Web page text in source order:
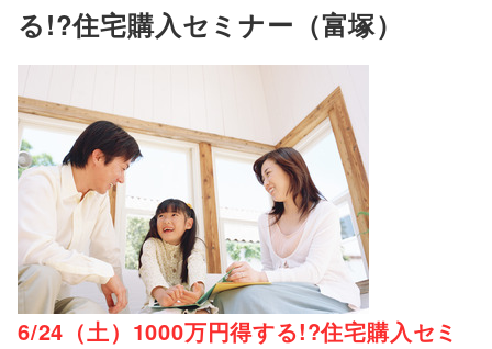
る!?住宅購入セミナー（富塚）
6/24（土）1000万円得する!?住宅購入セミ